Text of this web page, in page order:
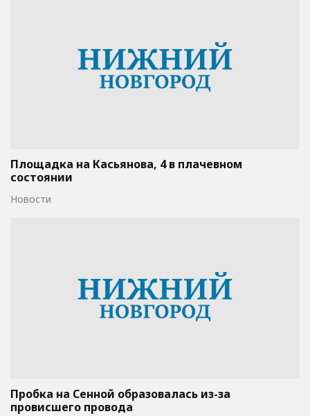
Площадка на Касьянова, 4 в плачевном
состоянии
Новости
Пробка на Сенной образовалась из-за
провисшего провода